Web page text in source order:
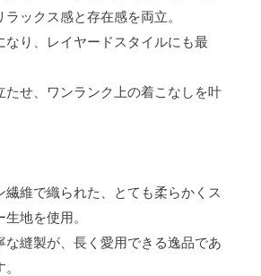
ックス感と存在感を両立。
なり、レイヤードスタイルにも最
たせ、ワンランク上の着こなしを叶
繊維で織られた、とても柔らかくス
地を使用。
な縫製が、長く愛用できる逸品であ